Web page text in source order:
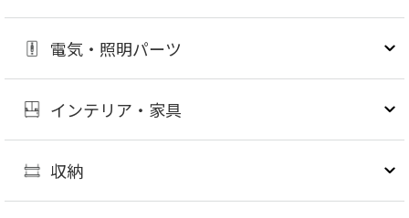
電気・照明パーツ
インテリア・家具
収納